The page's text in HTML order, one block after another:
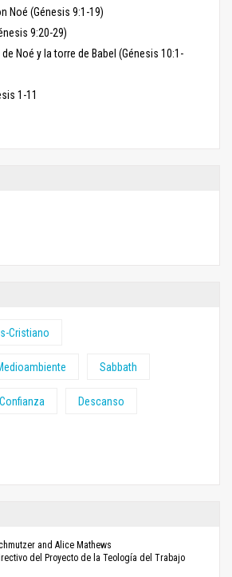
Noé (Génesis 9:1-19)
9:20-29)
Noé y la torre de Babel (Génesis 10:1-
1-11
Cristiano
Sabbath
Descanso
and Alice Mathews
del Proyecto de la Teología del Trabajo